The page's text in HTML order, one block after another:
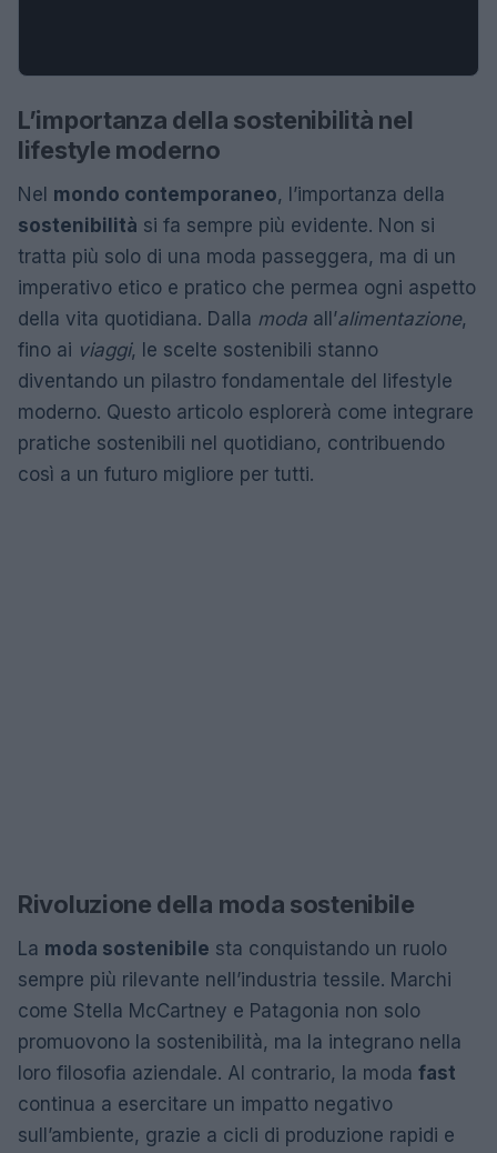
L’importanza della sostenibilità nel
lifestyle moderno
Nel mondo contemporaneo, l’importanza della
sostenibilità si fa sempre più evidente. Non si
tratta più solo di una moda passeggera, ma di un
imperativo etico e pratico che permea ogni aspetto
della vita quotidiana. Dalla moda all’alimentazione,
fino ai viaggi, le scelte sostenibili stanno
diventando un pilastro fondamentale del lifestyle
moderno. Questo articolo esplorerà come integrare
pratiche sostenibili nel quotidiano, contribuendo
così a un futuro migliore per tutti.
Rivoluzione della moda sostenibile
La moda sostenibile sta conquistando un ruolo
sempre più rilevante nell’industria tessile. Marchi
come Stella McCartney e Patagonia non solo
promuovono la sostenibilità, ma la integrano nella
loro filosofia aziendale. Al contrario, la moda fast
continua a esercitare un impatto negativo
sull’ambiente, grazie a cicli di produzione rapidi e